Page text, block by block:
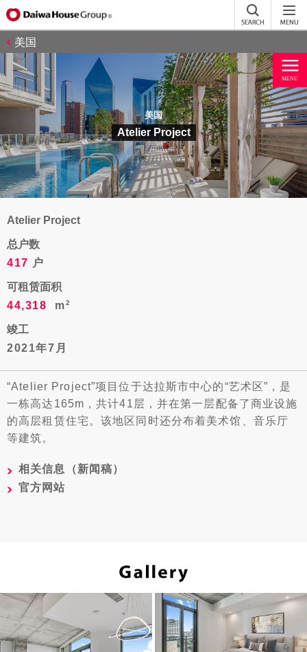
美国
美国
Atelier Project
Atelier Project
总户数
417 户
可租赁面积
44,318 m 2
竣工
2021年7月
“Atelier Project”项目位于达拉斯市中心的“艺术区”，是
一栋高达165m，共计41层，并在第一层配备了商业设施
的高层租赁住宅。该地区同时还分布着美术馆、音乐厅
等建筑。
相关信息（新闻稿）
官方网站